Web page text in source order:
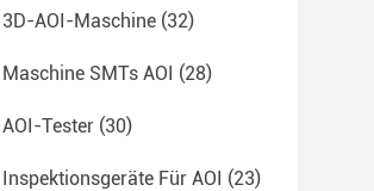
3D-AOI-Maschine (32)
Maschine SMTs AOI (28)
AOI-Tester (30)
Inspektionsgeräte Für AOI (23)